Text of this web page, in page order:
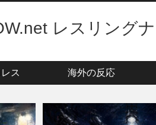
レスリング
ス 海外の反応